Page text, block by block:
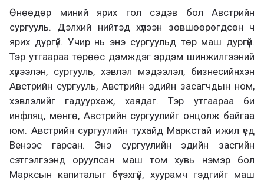
Өнөөдөр миний ярих гол сэдэв бол Австрийн
сургууль. Дэлхий нийтэд хүлээн зөвшөөрөгдсөн ч
ярих дургүй. Учир нь энэ сургуульд төр маш дургүй.
Тэр утгаараа төрөөс дэмждэг эрдэм шинжилгээний
хүрээлэн, сургууль, хэвлэл мэдээлэл, бизнесийнхэн
Австрийн сургууль, Австрийн эдийн засагчдын ном,
хэвлэлийг гадуурхаж, хаядаг. Тэр утгаараа би
инфляц, мөнгө, Австрийн сургуулийг онцолж байгаа
юм. Австрийн сургуулийн тухайд Маркстай ижил үед
Венээс гарсан. Энэ сургуулийн эдийн засгийн
сэтгэлгээнд оруулсан маш том хувь нэмэр бол
Марксын капиталыг бүтэхгүй, хуурамч гэдгийг маш